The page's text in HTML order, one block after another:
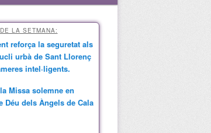
LA SETMANA:
reforça la seguretat als
urbà de Sant Llorenç
intel·ligents.
Missa solemne en
Déu dels Àngels de Cala